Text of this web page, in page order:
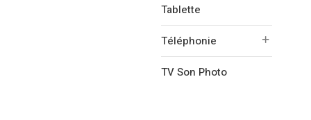
Tablette
Téléphonie
TV Son Photo